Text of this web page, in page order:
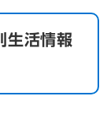
生活情報